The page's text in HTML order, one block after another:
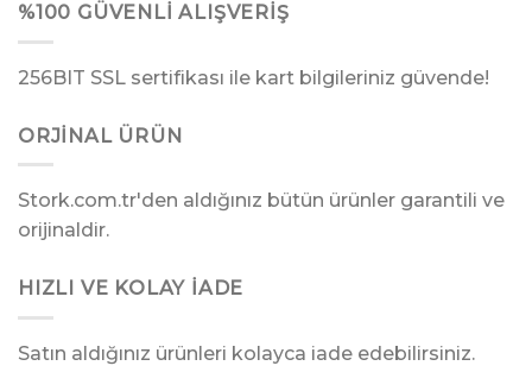
%100 GÜVENLI ALIŞVERIŞ
256BIT SSL sertifikası ile kart bilgileriniz güvende!
ORJINAL ÜRÜN
Stork.com.tr'den aldığınız bütün ürünler garantili ve
orijinaldir.
HIZLI VE KOLAY İADE
Satın aldığınız ürünleri kolayca iade edebilirsiniz.